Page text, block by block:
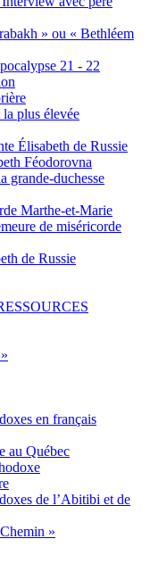
» ou « Bethléem
21 - 22
plus élevée
Élisabeth de Russie
Féodorovna
grande-duchesse
Marthe-et-Marie
de miséricorde
de Russie
en français
au Québec
de l’Abitibi et de
»